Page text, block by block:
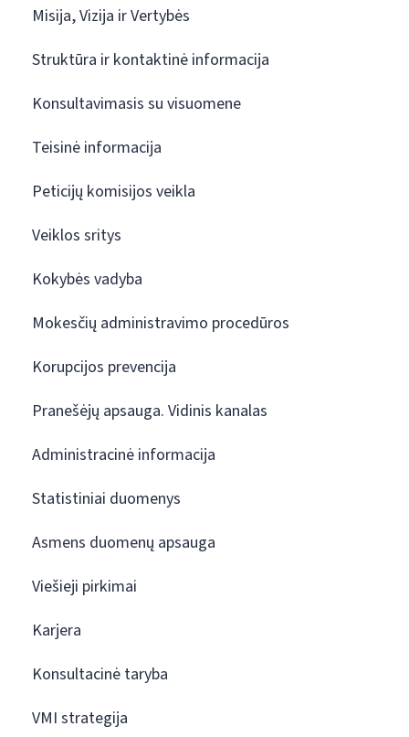
Misija, Vizija ir Vertybės
Struktūra ir kontaktinė informacija
Konsultavimasis su visuomene
Teisinė informacija
Peticijų komisijos veikla
Veiklos sritys
Kokybės vadyba
Mokesčių administravimo procedūros
Korupcijos prevencija
Pranešėjų apsauga. Vidinis kanalas
Administracinė informacija
Statistiniai duomenys
Asmens duomenų apsauga
Viešieji pirkimai
Karjera
Konsultacinė taryba
VMI strategija